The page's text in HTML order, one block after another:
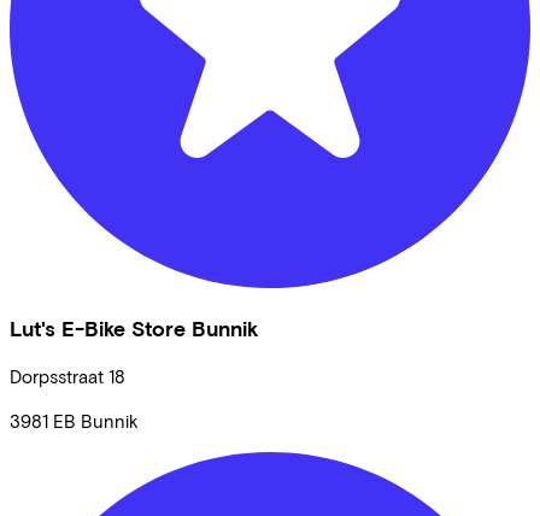
Lut's E-Bike Store Bunnik
Dorpsstraat 18
3981 EB Bunnik